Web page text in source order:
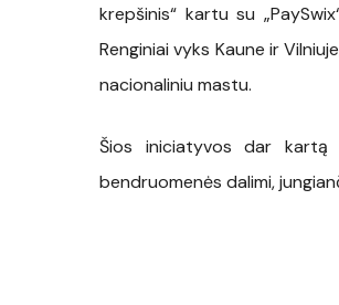
krepšinis“ kartu su
Renginiai vyks Kaune ir
nacionaliniu mastu.
Šios iniciatyvos dar
bendruomenės dalimi,